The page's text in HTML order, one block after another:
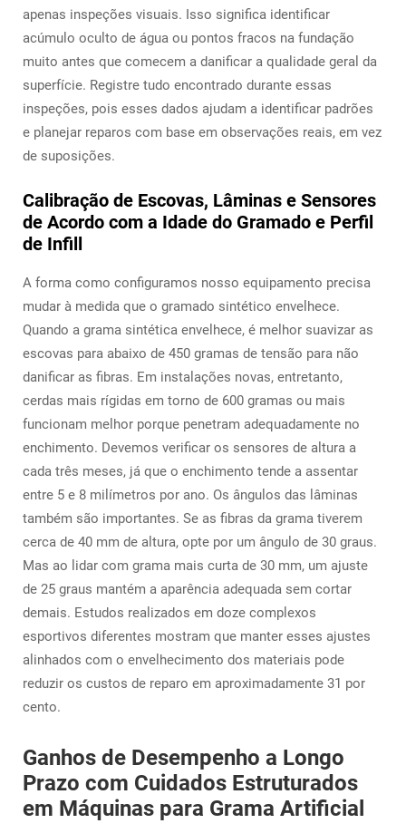
apenas inspeções visuais. Isso significa identificar
acúmulo oculto de água ou pontos fracos na fundação
muito antes que comecem a danificar a qualidade geral da
superfície. Registre tudo encontrado durante essas
inspeções, pois esses dados ajudam a identificar padrões
e planejar reparos com base em observações reais, em vez
de suposições.
Calibração de Escovas, Lâminas e Sensores
de Acordo com a Idade do Gramado e Perfil
de Infill
A forma como configuramos nosso equipamento precisa
mudar à medida que o gramado sintético envelhece.
Quando a grama sintética envelhece, é melhor suavizar as
escovas para abaixo de 450 gramas de tensão para não
danificar as fibras. Em instalações novas, entretanto,
cerdas mais rígidas em torno de 600 gramas ou mais
funcionam melhor porque penetram adequadamente no
enchimento. Devemos verificar os sensores de altura a
cada três meses, já que o enchimento tende a assentar
entre 5 e 8 milímetros por ano. Os ângulos das lâminas
também são importantes. Se as fibras da grama tiverem
cerca de 40 mm de altura, opte por um ângulo de 30 graus.
Mas ao lidar com grama mais curta de 30 mm, um ajuste
de 25 graus mantém a aparência adequada sem cortar
demais. Estudos realizados em doze complexos
esportivos diferentes mostram que manter esses ajustes
alinhados com o envelhecimento dos materiais pode
reduzir os custos de reparo em aproximadamente 31 por
cento.
Ganhos de Desempenho a Longo
Prazo com Cuidados Estruturados
em Máquinas para Grama Artificial